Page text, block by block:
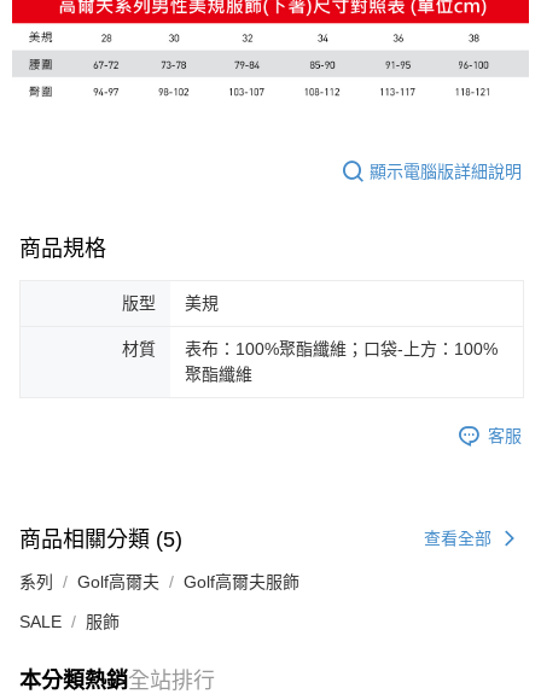
顯示電腦版詳細說明
商品規格
版型 美規
材質
表布：100%聚酯纖維；口袋-上方：100%
聚酯纖維
客服
商品相關分類 (5) 查看全部
系列 Golf高爾夫 Golf高爾夫服飾
SALE 服飾
本分類熱銷全站排行